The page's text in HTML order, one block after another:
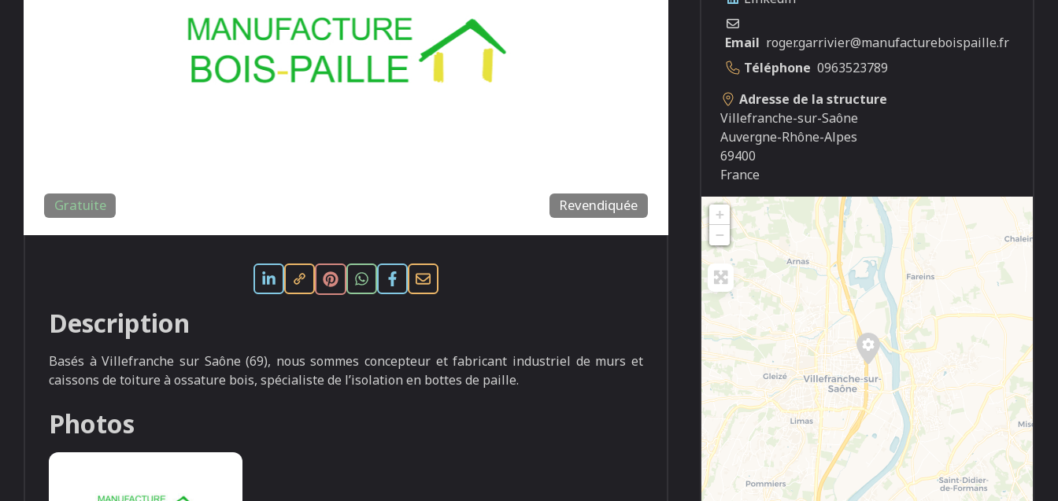
Revendiquée
Gratuite
Description
Basés à Villefranche sur Saône (69), nous sommes concepteur et fabricant industriel de murs et
caissons de toiture à ossature bois, spécialiste de l’isolation en bottes de paille.
Photos
Email roger.garrivier@manufactureboispaille.fr
Téléphone 0963523789
Adresse de la structure
Villefranche-sur-Saône
Auvergne-Rhône-Alpes
69400
France
+
−